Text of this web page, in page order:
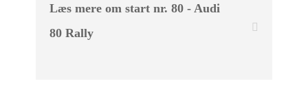
Læs mere om start nr. 80 - Audi
80 Rally